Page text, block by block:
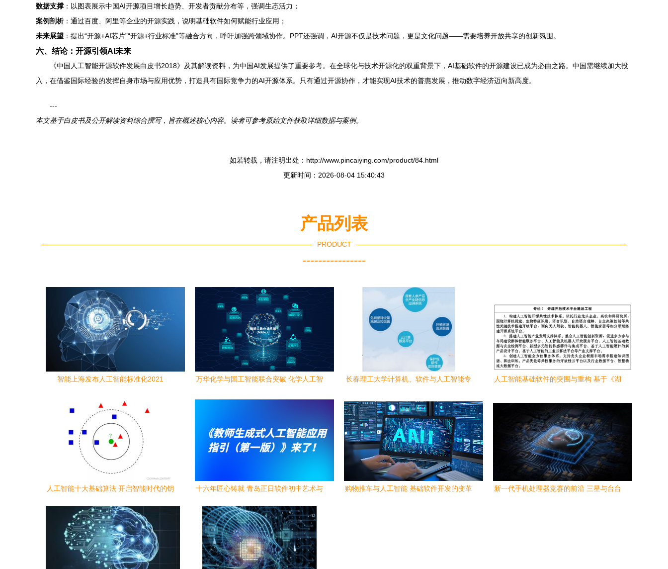
数据支撑 ：以图表展示中国AI开源项目增长趋势、开发者贡献分布等，强调生态活力；
案例剖析：通过百度、阿里等企业的开源实践，说明基础软件如何赋能行业应用；
未来展望 ：提出“开源+AI芯片”“开源+行业标准”等融合方向，呼吁加强跨领域协作。PPT还强调，AI开源不仅是技术问题，更是文化问题——需要培养开放共享的创新氛围。
六、结论：开源引领AI未来
《中国人工智能开源软件发展白皮书2018》及其解读资料，为中国AI发展提供了重要参考。在全球化与技术开源化的双重背景下，AI基础软件的开源建设已成为必由之路。中国需继续加大投
入，在借鉴国际经验的发挥自身市场与应用优势，打造具有国际竞争力的AI开源体系。只有通过开源协作，才能实现AI技术的普惠发展，推动数字经济迈向新高度。
---
本文基于白皮书及公开解读资料综合撰写，旨在概述核心内容。读者可参考原始文件获取详细数据与案例。
如若转载，请注明出处：http://www.pincaiying.com/product/84.html
更新时间：2026-08-04 15:40:43
产品列表
PRODUCT
----------------
智能上海发布人工智能标准化2021
万华化学与国工智能联合突破 化学人工智
长春理工大学计算机、软件与人工智能专
人工智能基础软件的突围与重构 基于《湖
2030年)》的深度观察
人工智能十大基础算法 开启智能时代的钥
十六年匠心铸就 青岛正日软件初中艺术与
购物推车与人工智能 基础软件开发的变革
新一代手机处理器竞赛的前沿 三星与台台